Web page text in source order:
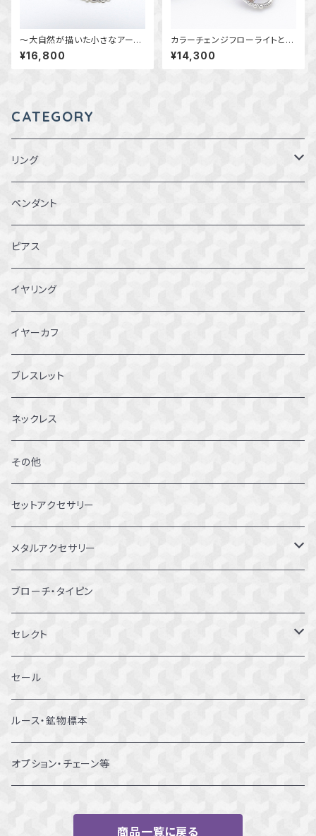
～大自然が描いた小さなアート
～ デンドリチックアゲートの唐
草ペンダント 天然石アクセサ
リー 一点物
¥16,800
カラーチェンジフローライトとモ
アサナイトの唐草ペンダント
～表情を変える草木の雫～
天然石アクセサリー 一点物
¥14,300
CATEGORY
リング
1～1.5号
2～2.5号
3~3.5号
4～4.5号
5～5.5号
6～6.5号
7～7.5号
8～8.5号
9～9.5号
10～10.5号
11～11.5号
12～12.5号
13～13.5号
14～14.5号
ペンダント
ピアス
イヤリング
イヤーカフ
ブレスレット
ネックレス
その他
セットアクセサリー
メタルアクセサリー
ピアス
リング
ブローチ・タイピン
セレクト
ブレスレット
セール
ルース・鉱物標本
オプション・チェーン等
商品一覧に戻る